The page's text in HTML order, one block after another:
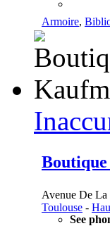
Armoire,
Avenue De
Toulouse -
See